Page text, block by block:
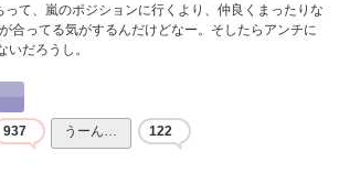
って、嵐のポジションに行くより、仲良くまったりな
合ってる気がするんだけどなー。そしたらアンチに
いだろうし。
937 うーん… 122